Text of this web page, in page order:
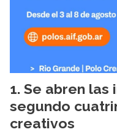
Se abren las
segundo
creativos